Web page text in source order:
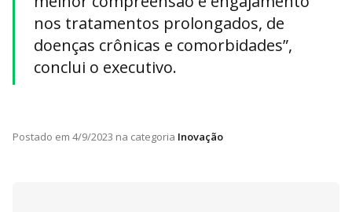
nos tratamentos prolongados, de
doenças crônicas e comorbidades”,
conclui o executivo.
Postado em 4/9/2023 na categoria Inovação